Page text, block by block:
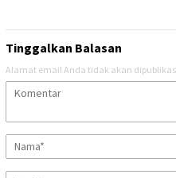
Tinggalkan Balasan
Alamat email Anda tidak akan